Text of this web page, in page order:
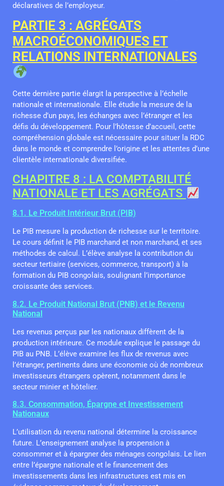
déclaratives de l’employeur.
PARTIE 3 : AGRÉGATS
MACROÉCONOMIQUES ET
RELATIONS INTERNATIONALES
Cette dernière partie élargit la perspective à l’échelle
nationale et internationale. Elle étudie la mesure de la
richesse d’un pays, les échanges avec l’étranger et les
défis du développement. Pour l’hôtesse d’accueil, cette
compréhension globale est nécessaire pour situer la RDC
dans le monde et comprendre l’origine et les attentes d’une
clientèle internationale diversifiée.
CHAPITRE 8 : LA COMPTABILITÉ
NATIONALE ET LES AGRÉGATS
8.1. Le Produit Intérieur Brut (PIB)
Le PIB mesure la production de richesse sur le territoire.
Le cours définit le PIB marchand et non marchand, et ses
méthodes de calcul. L’élève analyse la contribution du
secteur tertiaire (services, commerce, transport) à la
formation du PIB congolais, soulignant l’importance
croissante des services.
8.2. Le Produit National Brut (PNB) et le Revenu
National
Les revenus perçus par les nationaux diffèrent de la
production intérieure. Ce module explique le passage du
PIB au PNB. L’élève examine les flux de revenus avec
l’étranger, pertinents dans une économie où de nombreux
investisseurs étrangers opèrent, notamment dans le
secteur minier et hôtelier.
8.3. Consommation, Épargne et Investissement
Nationaux
L’utilisation du revenu national détermine la croissance
future. L’enseignement analyse la propension à
consommer et à épargner des ménages congolais. Le lien
entre l’épargne nationale et le financement des
investissements dans les infrastructures est mis en